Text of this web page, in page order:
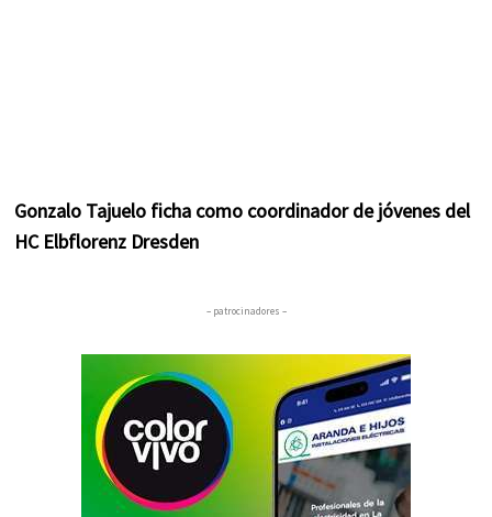
Gonzalo Tajuelo ficha como coordinador de jóvenes del
HC Elbflorenz Dresden
– patrocinadores –